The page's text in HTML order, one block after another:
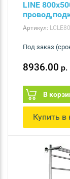
LINE
Артикул:
Под заказ
8936.00 р.
В
Купить в